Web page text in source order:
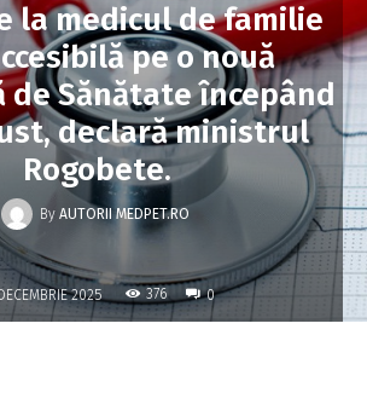
la medicul de familie
pe o nouă
Sănătate începând
declară ministrul
Rogobete.
By AUTORII MEDPET.RO
2025 376 0